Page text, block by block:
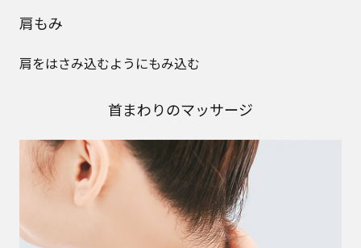
肩もみ
肩をはさみ込むようにもみ込む
首まわりのマッサージ